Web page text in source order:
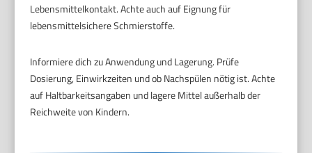
Lebensmittelkontakt. Achte auch auf Eignung für
lebensmittelsichere Schmierstoffe.
Informiere dich zu Anwendung und Lagerung. Prüfe
Dosierung, Einwirkzeiten und ob Nachspülen nötig ist. Achte
auf Haltbarkeitsangaben und lagere Mittel außerhalb der
Reichweite von Kindern.